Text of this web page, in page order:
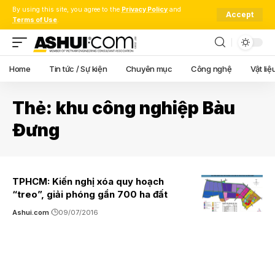
By using this site, you agree to the Privacy Policy and
Terms of Use.
Accept
Home Tin tức / Sự kiện Chuyên mục Công nghệ Vật
Thẻ: khu công nghiệp Bàu
Đưng
TPHCM: Kiến nghị xóa quy hoạch
“treo”, giải phóng gần 700 ha đất
Ashui.com 09/07/2016